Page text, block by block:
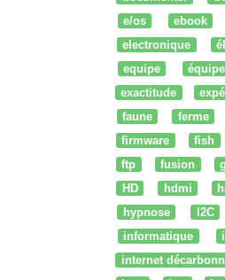
e/os
ebook
electronique
equipe
exactitude
faune
ferme
firmware
fish
ftp
fusion
HD
hdmi
hypnose
I2C
informatique
internet